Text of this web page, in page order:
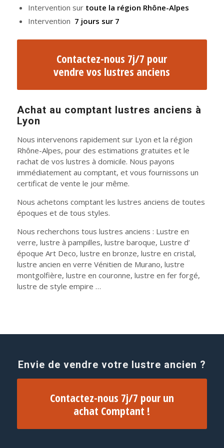
Intervention sur toute la région Rhône-Alpes
Intervention 7 jours sur 7
Contactez-nous 7j/7 pour
vendre vos lustres anciens
Achat au comptant lustres anciens à
Lyon
Nous intervenons rapidement sur Lyon et la région
Rhône-Alpes, pour des estimations gratuites et le
rachat de vos lustres à domicile. Nous payons
immédiatement au comptant, et vous fournissons un
certificat de vente le jour même.
Nous achetons comptant les lustres anciens de toutes
époques et de tous styles.
Nous recherchons tous lustres anciens : Lustre en
verre, lustre à pampilles, lustre baroque, Lustre d’
époque Art Deco, lustre en bronze, lustre en cristal,
lustre ancien en verre Vénitien de Murano, lustre
montgolfière, lustre en couronne, lustre en fer forgé,
lustre de style empire …
Envie de vendre votre lustre ancien ?
Contactez-nous 7j/7 pour un
achat Comptant !